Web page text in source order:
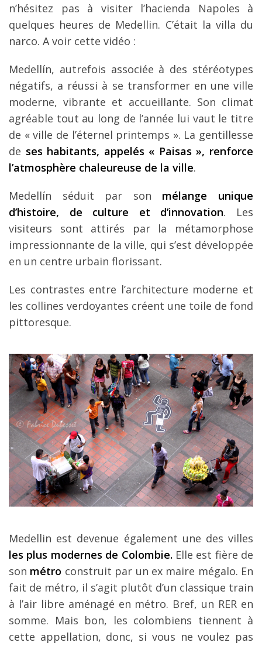
n’hésitez pas à visiter l’hacienda Napoles à
quelques heures de Medellin. C’était la villa du
narco. A voir cette vidéo :
Medellín, autrefois associée à des stéréotypes
négatifs, a réussi à se transformer en une ville
moderne, vibrante et accueillante. Son climat
agréable tout au long de l’année lui vaut le titre
de « ville de l’éternel printemps ». La gentillesse
de ses habitants, appelés « Paisas », renforce
l’atmosphère chaleureuse de la ville.
Medellín séduit par son mélange unique
d’histoire, de culture et d’innovation. Les
visiteurs sont attirés par la métamorphose
impressionnante de la ville, qui s’est développée
en un centre urbain florissant.
Les contrastes entre l’architecture moderne et
les collines verdoyantes créent une toile de fond
pittoresque.
Medellin est devenue également une des villes
les plus modernes de Colombie. Elle est fière de
son métro construit par un ex maire mégalo. En
fait de métro, il s’agit plutôt d’un classique train
à l’air libre aménagé en métro. Bref, un RER en
somme. Mais bon, les colombiens tiennent à
cette appellation, donc, si vous ne voulez pas